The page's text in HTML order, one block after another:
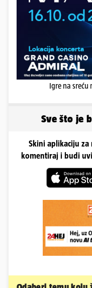
Igre na
Sve što je
Skini aplikaciju
komentiraj i budi